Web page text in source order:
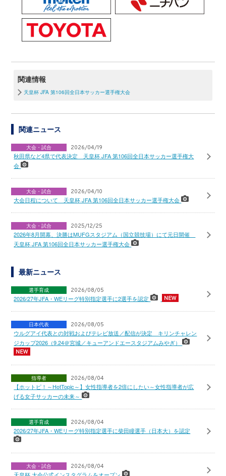
関連情報
天皇杯 JFA 第106回全日本サッカー選手権大会
関連ニュース
大会・試合 2026/04/19
秋田県など4県で代表決定 天皇杯 JFA 第106回全日本サッカー選手権大
会
大会・試合 2026/04/10
大会日程について 天皇杯 JFA 第106回全日本サッカー選手権大会
大会・試合 2025/12/25
2026年8月開幕、決勝はMUFGスタジアム（国立競技場）にて元日開催
天皇杯 JFA 第106回全日本サッカー選手権大会
最新ニュース
選手育成 2026/08/05
2026/27年JFA・WEリーグ特別指定選手に2選手を認定
日本代表 2026/08/05
ウルグアイ代表との対戦およびテレビ放送／配信が決定 キリンチャレン
ジカップ2026（9.24＠宮城／キューアンドエースタジアムみやぎ）
指導者 2026/08/04
【ホットピ！～HotTopic～】女性指導者を2倍にしたい～女性指導者が広
げる女子サッカーの未来～
選手育成 2026/08/04
2026/27年JFA・WEリーグ特別指定選手に柴田瞳選手（日本大）を認定
大会・試合 2026/08/04